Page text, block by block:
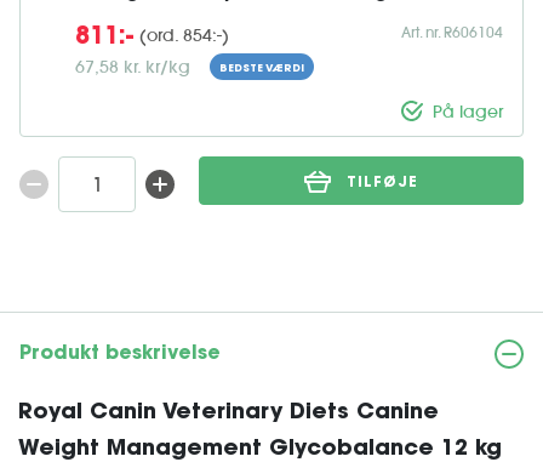
811:- (ord. 854:-)
67,58 kr. kr/kg
BEDSTE VÆRDI
Art. nr. R606104
På lager
TILFØJE
Produkt beskrivelse
Royal Canin Veterinary Diets Canine
Weight Management Glycobalance 12 kg